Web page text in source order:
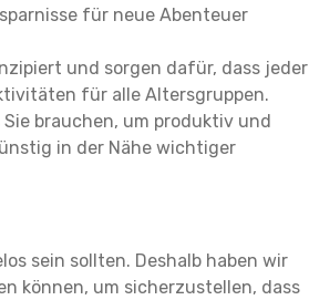
für neue Abenteuer
und sorgen dafür, dass jeder
für alle Altersgruppen.
brauchen, um produktiv und
in der Nähe wichtiger
sein sollten. Deshalb haben wir
können, um sicherzustellen, dass